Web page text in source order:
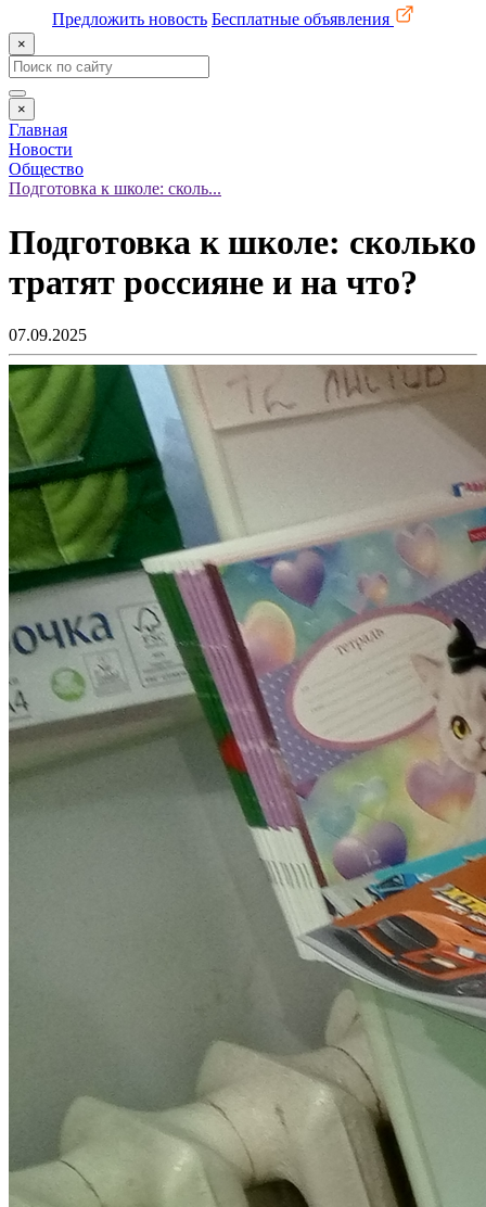
Предложить новость Бесплатные объявления
×
×
Главная
Новости
Общество
Подготовка к школе: сколь...
Подготовка к школе: сколько
тратят россияне и на что?
07.09.2025